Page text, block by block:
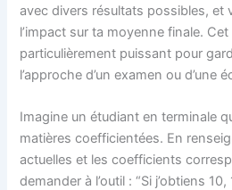
avec divers résultats possibles, et
l’impact sur ta moyenne finale.
particulièrement puissant pour
l’approche d’un examen ou d’une
Imagine un étudiant en terminale
matières coefficientées. En
actuelles et les coefficients
demander à l’outil : “Si j’obtiens